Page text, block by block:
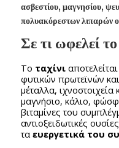
ασβεστίου, μαγνησίου,
πολυακόρεστων λιπαρών
Σε τι ωφελεί το
Το ταχίνι
φυτικών πρωτεϊνών
μέταλλα, ιχνοστοιχεία
μαγνήσιο, κάλιο,
βιταμίνες του
αντιοξειδωτικές
τα ευεργετικά του